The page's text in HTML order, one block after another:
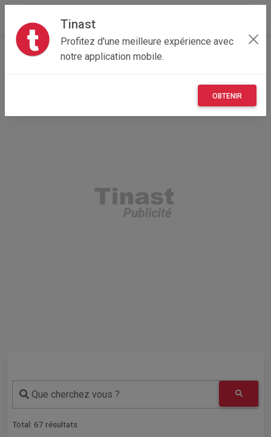
Tinast
Profitez d'une meilleure expérience avec
notre application mobile.
OBTENIR
Accueil Recherche Immobilier
Que cherchez vous ?
Total: 67 résultats